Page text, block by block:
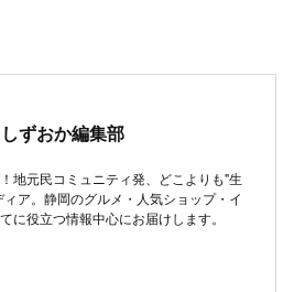
ずおか編集部
地元民コミュニティ発、どこよりも"生
ア。静岡のグルメ・人気ショップ・イ
に役立つ情報中心にお届けします。